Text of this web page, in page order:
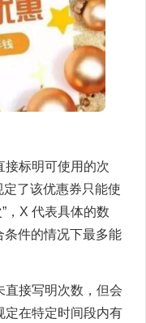
接标明可使用的次
定了该优惠券只能使
，X 代表具体的数
条件的情况下最多能
直接写明次数，但会
定在特定时间段内有